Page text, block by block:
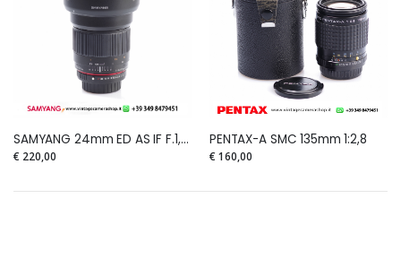
SAMYANG 24mm ED AS IF F.1,4 UMC for Pentax
€ 220,00
PENTAX-A SMC 135mm 1:2,8
€ 160,00